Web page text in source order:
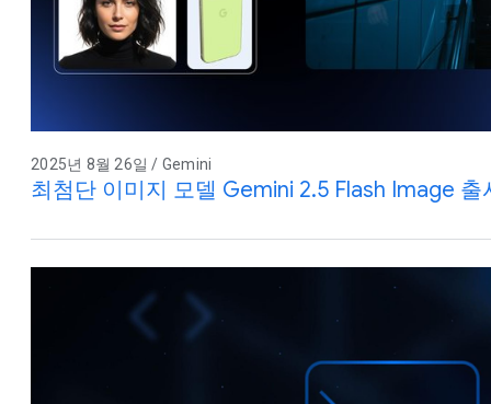
2025년 8월 26일 / Gemini
최첨단 이미지 모델 Gemini 2.5 Flash Image 출